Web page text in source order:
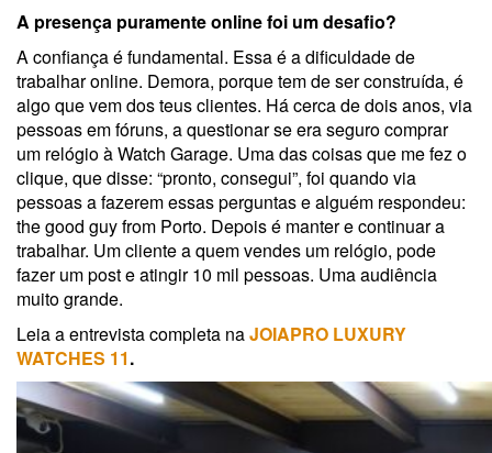
A presença puramente online foi um desafio?
A confiança é fundamental. Essa é a dificuldade de
trabalhar online. Demora, porque tem de ser construída, é
algo que vem dos teus clientes. Há cerca de dois anos, via
pessoas em fóruns, a questionar se era seguro comprar
um relógio à Watch Garage. Uma das coisas que me fez o
clique, que disse: “pronto, consegui”, foi quando via
pessoas a fazerem essas perguntas e alguém respondeu:
the good guy from Porto. Depois é manter e continuar a
trabalhar. Um cliente a quem vendes um relógio, pode
fazer um post e atingir 10 mil pessoas. Uma audiência
muito grande.
Leia a entrevista completa naJOIAPRO LUXURY
WATCHES 11.